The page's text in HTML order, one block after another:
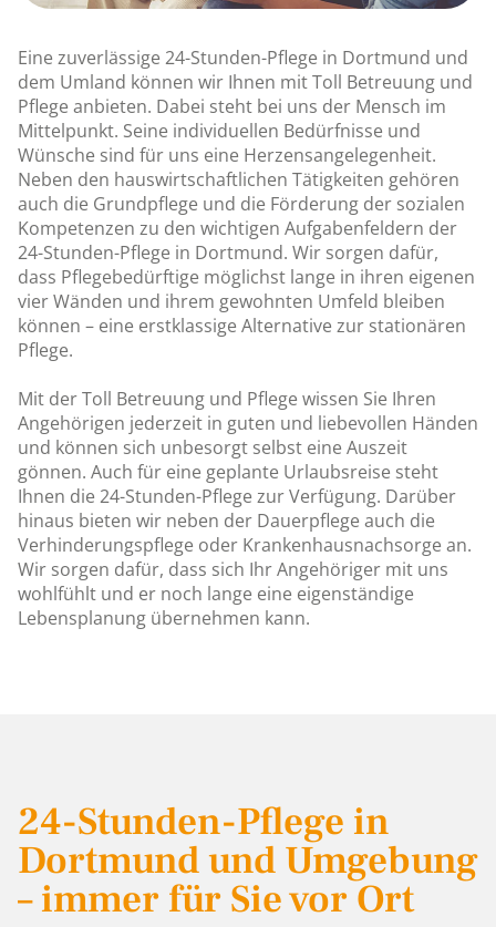
Eine zuverlässige 24-Stunden-Pflege in Dortmund und
dem Umland können wir Ihnen mit Toll Betreuung und
Pflege anbieten. Dabei steht bei uns der Mensch im
Mittelpunkt. Seine individuellen Bedürfnisse und
Wünsche sind für uns eine Herzensangelegenheit.
Neben den hauswirtschaftlichen Tätigkeiten gehören
auch die Grundpflege und die Förderung der sozialen
Kompetenzen zu den wichtigen Aufgabenfeldern der
24-Stunden-Pflege in Dortmund. Wir sorgen dafür,
dass Pflegebedürftige möglichst lange in ihren eigenen
vier Wänden und ihrem gewohnten Umfeld bleiben
können – eine erstklassige Alternative zur stationären
Pflege.
Mit der Toll Betreuung und Pflege wissen Sie Ihren
Angehörigen jederzeit in guten und liebevollen Händen
und können sich unbesorgt selbst eine Auszeit
gönnen. Auch für eine geplante Urlaubsreise steht
Ihnen die 24-Stunden-Pflege zur Verfügung. Darüber
hinaus bieten wir neben der Dauerpflege auch die
Verhinderungspflege oder Krankenhausnachsorge an.
Wir sorgen dafür, dass sich Ihr Angehöriger mit uns
wohlfühlt und er noch lange eine eigenständige
Lebensplanung übernehmen kann.
24-Stunden-Pflege in
Dortmund und Umgebung
– immer für Sie vor Ort